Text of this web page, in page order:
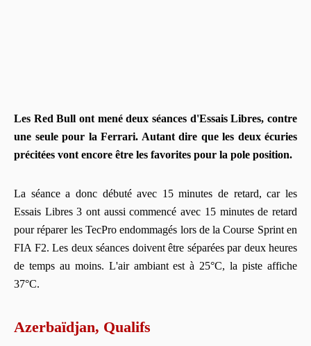
Les Red Bull ont mené deux séances d'Essais Libres, contre
une seule pour la Ferrari. Autant dire que les deux écuries
précitées vont encore être les favorites pour la pole position.
La séance a donc débuté avec 15 minutes de retard, car les
Essais Libres 3 ont aussi commencé avec 15 minutes de retard
pour réparer les TecPro endommagés lors de la Course Sprint en
FIA F2. Les deux séances doivent être séparées par deux heures
de temps au moins. L'air ambiant est à 25°C, la piste affiche
37°C.
Azerbaïdjan, Qualifs